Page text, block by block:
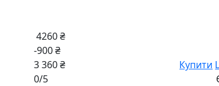
4260 ₴
-900 ₴
3 360 ₴
Купити
0/5